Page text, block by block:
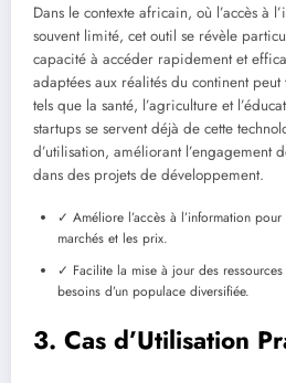
Dans le contexte africain, où l’accès à
souvent limité, cet outil se révèle
capacité à accéder rapidement et
adaptées aux réalités du continent peut
tels que la santé, l’agriculture et
startups se servent déjà de cette
d’utilisation, améliorant l’engagement
dans des projets de développement.
✓ Améliore l’accès à l’information
marchés et les prix.
✓ Facilite la mise à jour des
besoins d’un populace diversifiée.
3. Cas d’Utilisation